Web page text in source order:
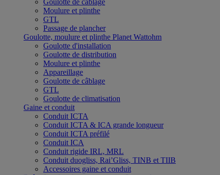
Goulotte de câblage
Moulure et plinthe
GTL
Passage de plancher
Goulotte, moulure et plinthe Planet Wattohm
Goulotte d'installation
Goulotte de distribution
Moulure et plinthe
Appareillage
Goulotte de câblage
GTL
Goulotte de climatisation
Gaine et conduit
Conduit ICTA
Conduit ICTA & ICA grande longueur
Conduit ICTA préfilé
Conduit ICA
Conduit rigide IRL, MRL
Conduit duogliss, Rai’Gliss, TINB et TIIB
Accessoires gaine et conduit